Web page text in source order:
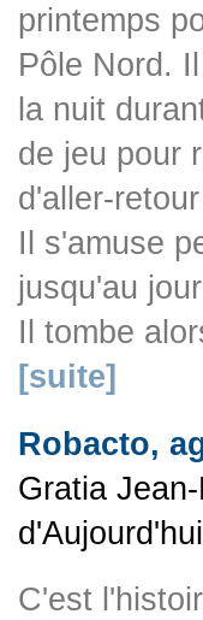
printemps
Pôle Nord.
la nuit
de jeu pour
d'aller-
Il s'amuse
jusqu'au
Il tombe
[suite]
Robacto,
Gratia
C'est